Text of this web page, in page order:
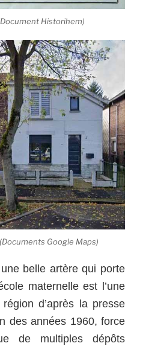
Historihem)
Google Maps)
belle artère qui porte
maternelle est l’une
d’après la presse
des années 1960, force
de multiples dépôts